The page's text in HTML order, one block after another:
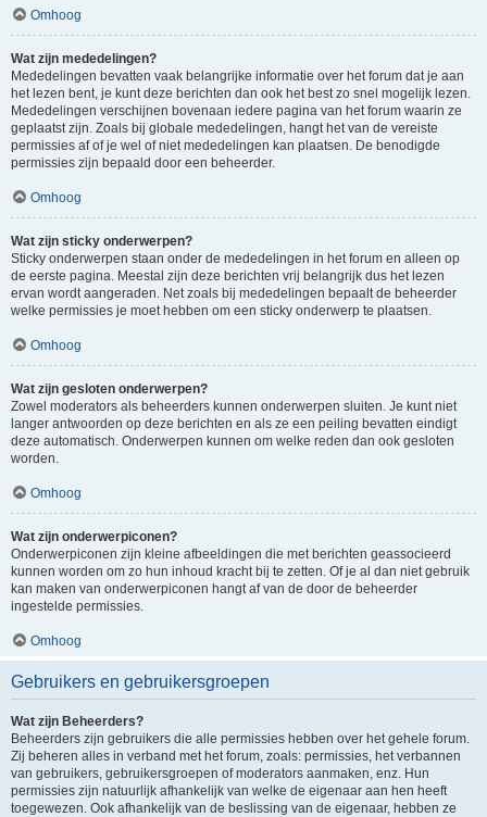
Omhoog
Wat zijn mededelingen?
Mededelingen bevatten vaak belangrijke informatie over het forum dat je aan
het lezen bent, je kunt deze berichten dan ook het best zo snel mogelijk lezen.
Mededelingen verschijnen bovenaan iedere pagina van het forum waarin ze
geplaatst zijn. Zoals bij globale mededelingen, hangt het van de vereiste
permissies af of je wel of niet mededelingen kan plaatsen. De benodigde
permissies zijn bepaald door een beheerder.
Omhoog
Wat zijn sticky onderwerpen?
Sticky onderwerpen staan onder de mededelingen in het forum en alleen op
de eerste pagina. Meestal zijn deze berichten vrij belangrijk dus het lezen
ervan wordt aangeraden. Net zoals bij mededelingen bepaalt de beheerder
welke permissies je moet hebben om een sticky onderwerp te plaatsen.
Omhoog
Wat zijn gesloten onderwerpen?
Zowel moderators als beheerders kunnen onderwerpen sluiten. Je kunt niet
langer antwoorden op deze berichten en als ze een peiling bevatten eindigt
deze automatisch. Onderwerpen kunnen om welke reden dan ook gesloten
worden.
Omhoog
Wat zijn onderwerpiconen?
Onderwerpiconen zijn kleine afbeeldingen die met berichten geassocieerd
kunnen worden om zo hun inhoud kracht bij te zetten. Of je al dan niet gebruik
kan maken van onderwerpiconen hangt af van de door de beheerder
ingestelde permissies.
Omhoog
Gebruikers en gebruikersgroepen
Wat zijn Beheerders?
Beheerders zijn gebruikers die alle permissies hebben over het gehele forum.
Zij beheren alles in verband met het forum, zoals: permissies, het verbannen
van gebruikers, gebruikersgroepen of moderators aanmaken, enz. Hun
permissies zijn natuurlijk afhankelijk van welke de eigenaar aan hen heeft
toegewezen. Ook afhankelijk van de beslissing van de eigenaar, hebben ze